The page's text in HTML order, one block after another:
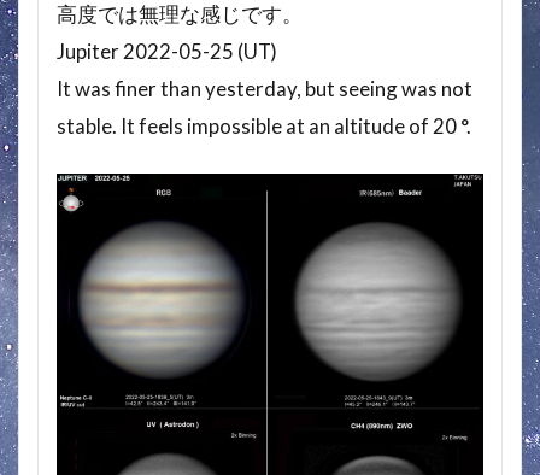
高度では無理な感じです。
Jupiter 2022-05-25 (UT)
It was finer than yesterday, but seeing was not
stable. It feels impossible at an altitude of 20 °.